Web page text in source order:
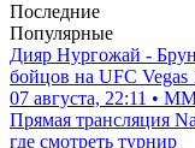
Последние
Популярные
Дияр Нургожай -
бойцов на UFC Vegas
07 августа, 22:11 •
Прямая трансляция
где смотреть турнир